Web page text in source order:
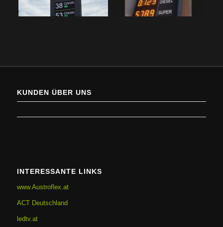
KUNDEN ÜBER UNS
INTERESSANTE LINKS
www.Austroflex.at
ACT Deutschland
ledtv.at